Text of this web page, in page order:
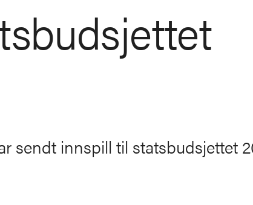
sendt innspill til statsbudsjettet